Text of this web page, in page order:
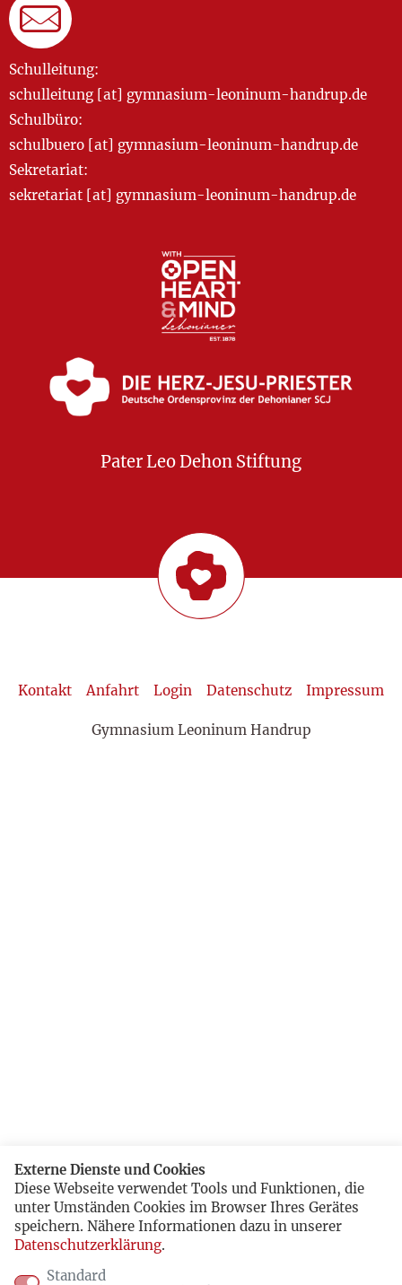
Schulleitung:
schulleitung [at] gymnasium-leoninum-handrup.de
Schulbüro:
schulbuero [at] gymnasium-leoninum-handrup.de
Sekretariat:
sekretariat [at] gymnasium-leoninum-handrup.de
Pater Leo Dehon Stiftung
Kontakt Anfahrt Login Datenschutz Impressum
Gymnasium Leoninum Handrup
Externe Dienste und Cookies
Diese Webseite verwendet Tools und Funktionen, die
unter Umständen Cookies im Browser Ihres Gerätes
speichern. Nähere Informationen dazu in unserer
Datenschutzerklärung.
Standard